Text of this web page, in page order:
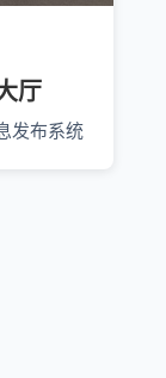
厅
发布系统